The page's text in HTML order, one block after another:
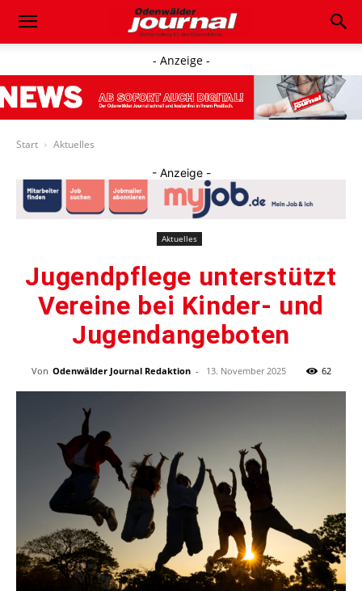
- Anzeige -
Start Aktuelles
- Anzeige -
Aktuelles
Jugendpflege unterstützt
Vereine bei Kinder- und
Jugendangeboten
Von Odenwälder Journal Redaktion - 13. November 2025 62